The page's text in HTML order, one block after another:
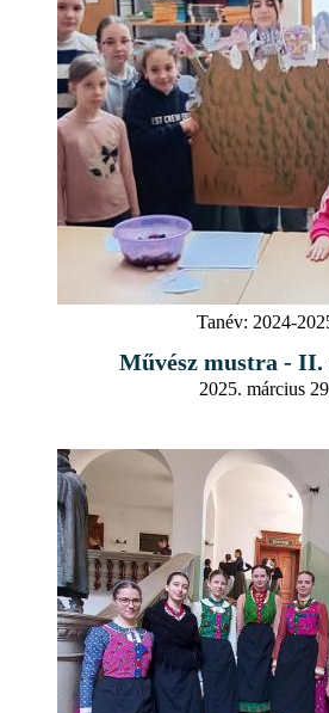
Tanév: 2024-
Művész mustra - II.
2025. március